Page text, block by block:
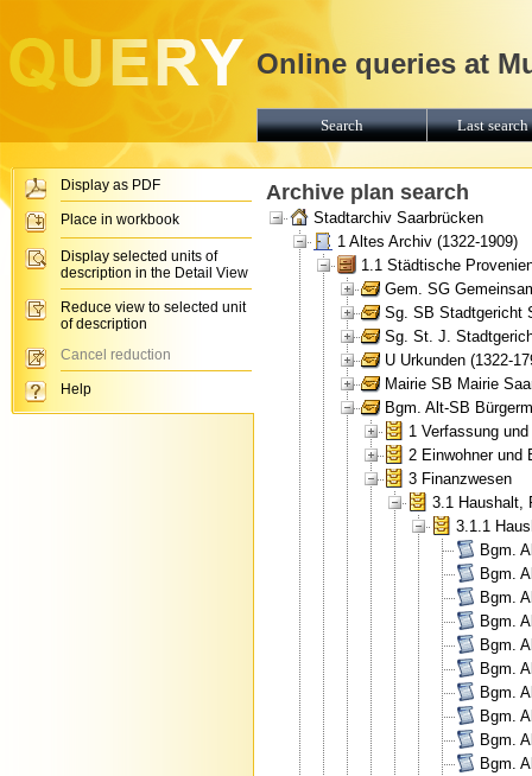
Archive plan search
Stadtarchiv Saarbrücken
1 Altes Archiv (1322-1909)
1.1 Städtische
Gem. SG
Sg. SB Stadtgericht
Sg. St. J.
U Urkunden (1322-
Mairie SB Mairie
Bgm. Alt-SB
1 Verfassung
2 Einwohner und
3 Finanzwesen
3.1 Haushalt,
3.1.1
Bgm.
Bgm.
Bgm.
Bgm.
Bgm.
Bgm.
Bgm.
Bgm.
Bgm.
Bgm.
Online queries at
Search Last
Display as PDF
Place in workbook
Display selected units of
description in the Detail View
Reduce view to selected unit
of description
Cancel reduction
Help